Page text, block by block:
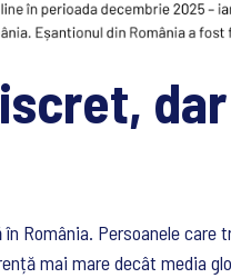
România. Persoanele
mai mare decât media